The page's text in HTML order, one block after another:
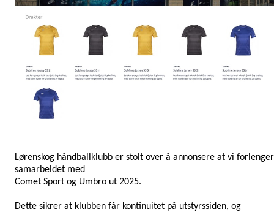
Lørenskog håndballklubb er stolt over å annonsere at vi forlenger
samarbeidet med
Comet Sport og Umbro ut 2025.
Dette sikrer at klubben får kontinuitet på utstyrssiden, og